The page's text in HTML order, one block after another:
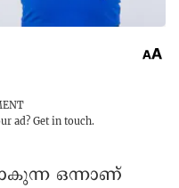
ad? Get in touch.
ഒന്നാണ്